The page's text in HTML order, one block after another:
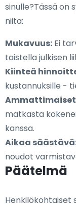
sinulle?Tässä on
niitä:
Mukavuus: Ei
taistella julkisen
Kiinteä
kustannuksille -
matkasta
kanssa.
Aikaa
noudot
Päätelmä
Henkilökohtaiset